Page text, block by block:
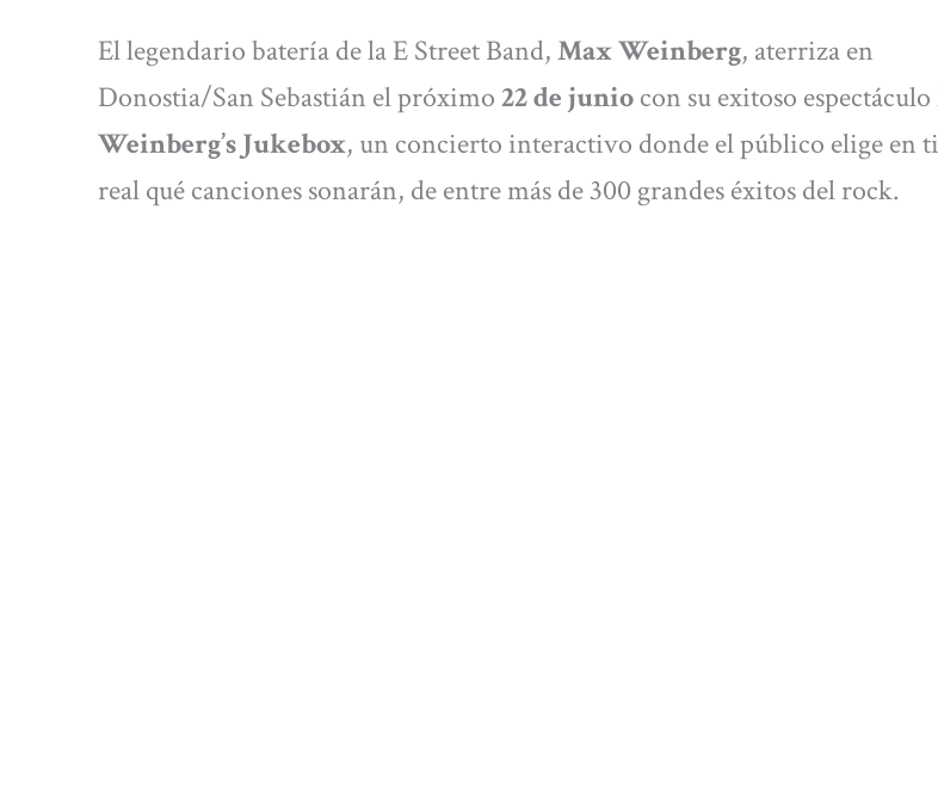
El legendario batería de la E Street Band,Max Weinberg, aterriza en
Donostia/San Sebastián el próximo22 de juniocon su exitoso espectáculo
Weinberg’s Jukebox, un concierto interactivo donde el público elige en
real qué canciones sonarán, de entre más de 300 grandes éxitos del rock.